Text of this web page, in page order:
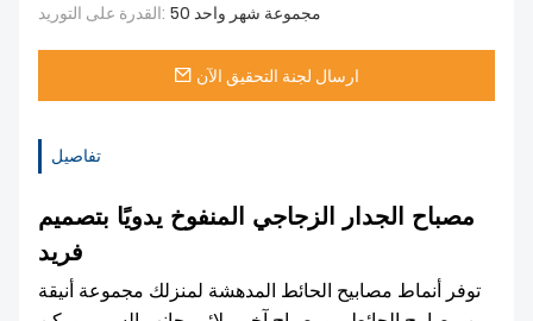
القدرة على التوريد:
50 مجموعة شهر واحد
ارسال لجنة التحقيق الآن
تفاصيل
مصباح الجدار الزجاجي المنفوخ يدويًا بتصميم
فريد
توفر أنماط مصابيح الحائط المدهشة لمنزلك مجموعة أنيقة